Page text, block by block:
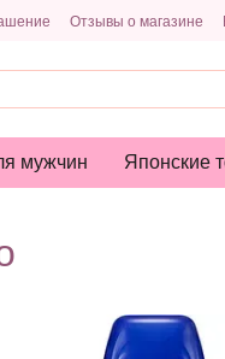
Отзывы о магазине
мужчин Японские